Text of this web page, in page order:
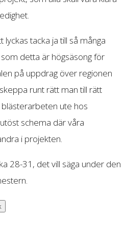
tacka ja till så många
detta är högsäsong för
på uppdrag över regionen
runt rätt man till rätt
blästerarbeten ute hos
schema där våra
i projekten.
28-31, det vill säga under den